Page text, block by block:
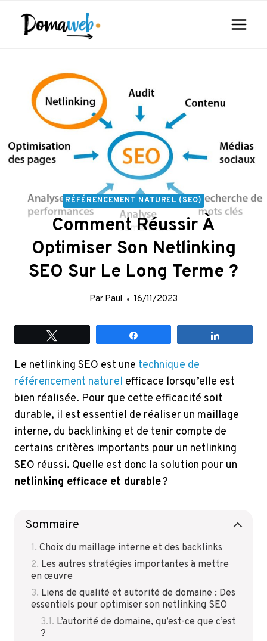
RÉFÉRENCEMENT NATUREL (SEO)
Comment Réussir À
Optimiser Son Netlinking
SEO Sur Le Long Terme ?
Par Paul 16/11/2023
Le netlinking SEO est une technique de
référencement naturel efficace lorsqu’elle est
bien réalisée. Pour que cette efficacité soit
durable, il est essentiel de réaliser un maillage
interne, du backlinking et de tenir compte de
certains critères importants pour un netlinking
SEO réussi. Quelle est donc la solution pour un
netlinking efficace et durable?
Sommaire
Choix du maillage interne et des backlinks
Les autres stratégies importantes à mettre
en œuvre
Liens de qualité et autorité de domaine : Des
essentiels pour optimiser son netlinking SEO
L’autorité de domaine, qu’est-ce que c’est
?